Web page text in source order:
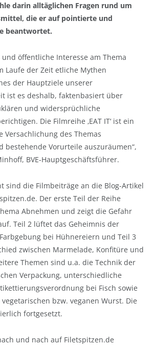
darin alltäglichen Fragen rund um
die er auf pointierte und
beantwortet.
und öffentliche Interesse am Thema
Laufe der Zeit etliche Mythen
der Hauptziele unserer
ist es deshalb, faktenbasiert über
und widersprüchliche
Die Filmreihe ‚EAT IT‘ ist ein
Versachlichung des Themas
bestehende Vorurteile auszuräumen“,
BVE-Hauptgeschäftsführer.
sind die Filmbeiträge an die Blog-Artikel
Der erste Teil der Reihe
Abnehmen und zeigt die Gefahr
Teil 2 lüftet das Geheimnis der
bei Hühnereiern und Teil 3
zwischen Marmelade, Konfitüre und
Themen sind u.a. die Technik der
Verpackung, unterschiedliche
bei Fisch sowie
bzw. veganen Wurst. Die
fortgesetzt.
und nach auf Filetspitzen.de